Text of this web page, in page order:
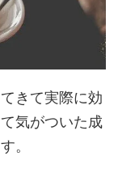
きて実際に効
気がついた成
。